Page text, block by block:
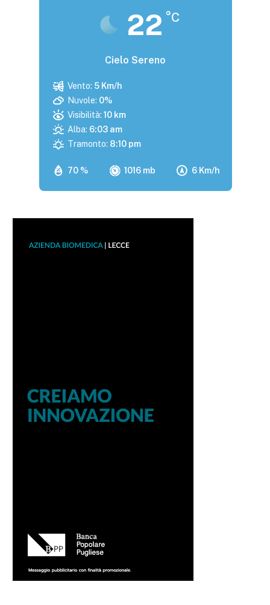
22 °C
Cielo Sereno
70 % 1016 mb 6 Km/h
Vento: 5 Km/h
Nuvole: 0%
Visibilità: 10 km
Alba: 6:03 am
Tramonto: 8:10 pm